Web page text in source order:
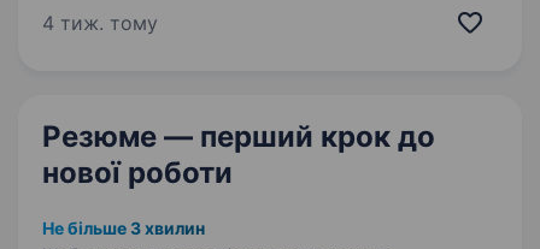
відповідальність, системність, технічне
4 тиж. тому
Резюме — перший крок до
нової роботи
Не більше 3 хвилин